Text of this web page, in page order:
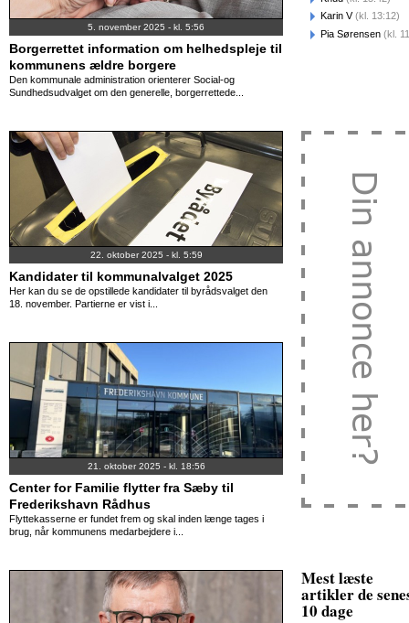
Karin V(kl. 13:12)
Pia Sørensen (kl.
5. november 2025 - kl. 5:56
Borgerrettet information om helhedspleje til
kommunens ældre borgere
Den kommunale administration orienterer Social-og
Sundhedsudvalget om den generelle, borgerrettede...
22. oktober 2025 - kl. 5:59
Kandidater til kommunalvalget 2025
Her kan du se de opstillede kandidater til byrådsvalget den
18. november. Partierne er vist i...
21. oktober 2025 - kl. 18:56
Center for Familie flytter fra Sæby til
Frederikshavn Rådhus
Flyttekasserne er fundet frem og skal inden længe tages i
brug, når kommunens medarbejdere i...
Mest læste
artikler de
10 dage